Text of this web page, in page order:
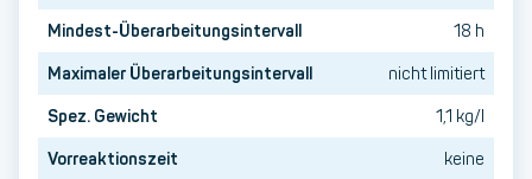
Mindest-Überarbeitungsintervall
18 h
Maximaler Überarbeitungsintervall
nicht limitiert
Spez. Gewicht
1,1 kg/l
Vorreaktionszeit
keine